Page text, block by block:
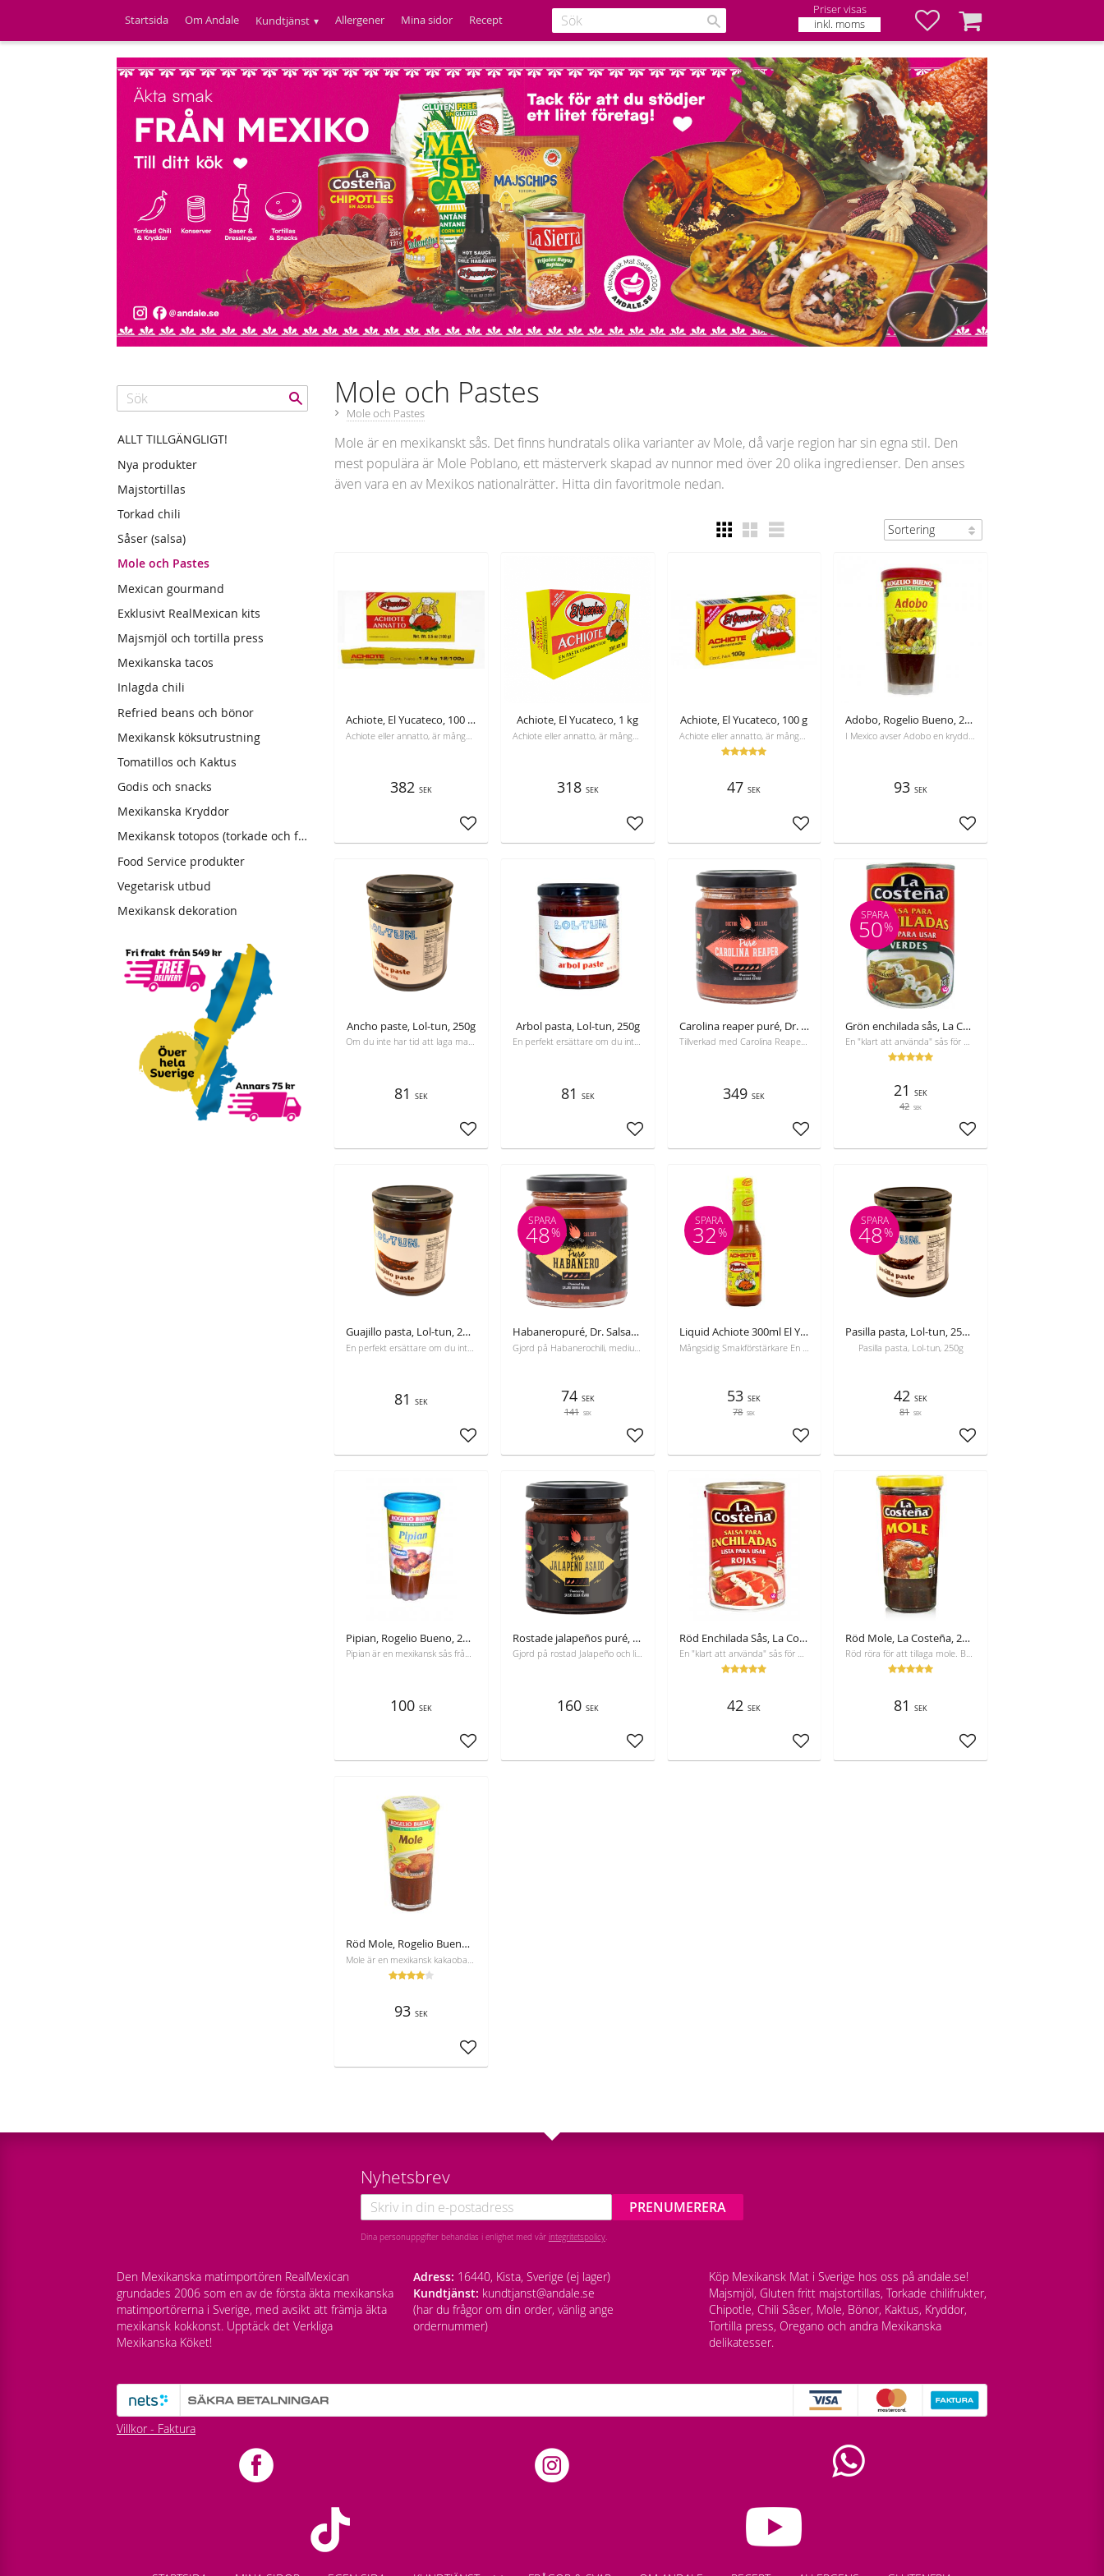
Startsida Om Andale Kundtjänst Allergener Mina sidor Recept
Priser visas
inkl. moms
Favoriter
Kundvagn
Mole och Pastes
Mole och Pastes
Mole är en mexikanskt sås. Det finns hundratals olika varianter av Mole, då varje region har sin egna stil. Den
mest populära är Mole Poblano, ett mästerverk skapad av nunnor med över 20 olika ingredienser. Den anses
även vara en av Mexikos nationalrätter. Hitta din favoritmole nedan.
Achiote, El Yucateco, 100 g låda med 12 st (1,2 kg)
382 SEK
Lägg till i favoriter
Achiote, El Yucateco, 1 kg
318 SEK
Lägg till i favoriter
Achiote, El Yucateco, 100 g
Achiote eller annatto, är många gånger hemligheten bakom det mexikanska kökets djupröda färg och dess raffinerade, genuina smak.
47 SEK
Lägg till i favoriter
Adobo, Rogelio Bueno, 245 g
93 SEK
Lägg till i favoriter
Ancho paste, Lol-tun, 250g
Om du inte har tid att laga mat med torkade chili, har du den här färdiga chilipastan istället
81 SEK
Lägg till i favoriter
Arbol pasta, Lol-tun, 250g
En perfekt ersättare om du inte vill använda torkad chili
81 SEK
Lägg till i favoriter
Carolina reaper puré, Dr. Salsas, 250 ml
Tillverkad med Carolina Reaper-chili, en av de hetaste chilifrukterna i världen. Kryddighetsnivå på 1 700 000 - 2 200 000 SHU i Scoville-intervallet.
349 SEK
Lägg till i favoriter
Grön enchilada sås, La Costeña, 420g, Bäst före 25-10-2026
En "klart att använda" sås för dina enchiladas eller chilaquiles. Inga konserveringsmedel!
21 SEK
42 SEK
SPARA
50%
Lägg till i favoriter
Guajillo pasta, Lol-tun, 250g
81 SEK
Lägg till i favoriter
Habaneropuré, Dr. Salsas, 250 ml, Bäst före 31-10-2026
74 SEK
141 SEK
SPARA
48%
Lägg till i favoriter
Liquid Achiote 300ml El Yucateco, bäst före 16-05-2026
53 SEK
78 SEK
SPARA
32%
Lägg till i favoriter
Pasilla pasta, Lol-tun, 250g, Bäst före 26-10-2026
Pasilla pasta, Lol-tun, 250g
42 SEK
81 SEK
SPARA
48%
Lägg till i favoriter
Pipian, Rogelio Bueno, 234 g
Pipian är en mexikansk sås från pumpa frön och chili, mestadels används för kyckling.
100 SEK
Lägg till i favoriter
Rostade jalapeños puré, Dr. Salsas, 250 ml
Gjord på rostad Jalapeño och limejuice.
160 SEK
Lägg till i favoriter
Röd Enchilada Sås, La Costeña, 420 g
En "klart att använda" sås för dina enchiladas eller chilaquiles. Inga konserveringsmedel!
42 SEK
Lägg till i favoriter
Röd Mole, La Costeña, 235 g
Röd röra för att tillaga mole. Bra med kyckling, ris och sallad
81 SEK
Lägg till i favoriter
Röd Mole, Rogelio Bueno, 235g
93 SEK
Lägg till i favoriter
ALLT TILLGÄNGLIGT!
Nya produkter
Majstortillas
Torkad chili
Såser (salsa)
Mole och Pastes
Mexican gourmand
Exklusivt RealMexican kits
Majsmjöl och tortilla press
Mexikanska tacos
Inlagda chili
Refried beans och bönor
Mexikansk köksutrustning
Tomatillos och Kaktus
Godis och snacks
Mexikanska Kryddor
Mexikansk totopos (torkade och friterade tortillas)
Food Service produkter
Vegetarisk utbud
Mexikansk dekoration
Nyhetsbrev
PRENUMERERA
Dina personuppgifter behandlas i enlighet med vår integritetspolicy.
Den Mexikanska matimportören RealMexican
grundades 2006 som en av de första äkta mexikanska
matimportörerna i Sverige, med avsikt att främja äkta
mexikansk kokkonst. Upptäck det Verkliga
Mexikanska Köket!
Adress: 16440, Kista, Sverige (ej lager)
Kundtjänst: kundtjanst@andale.se
(har du frågor om din order, vänlig ange
ordernummer)
Köp Mexikansk Mat i Sverige hos oss på andale.se!
Majsmjöl, Gluten fritt majstortillas, Torkade chilifrukter,
Chipotle, Chili Såser, Mole, Bönor, Kaktus, Kryddor,
Tortilla press, Oregano och andra Mexikanska
delikatesser.
Villkor - Faktura